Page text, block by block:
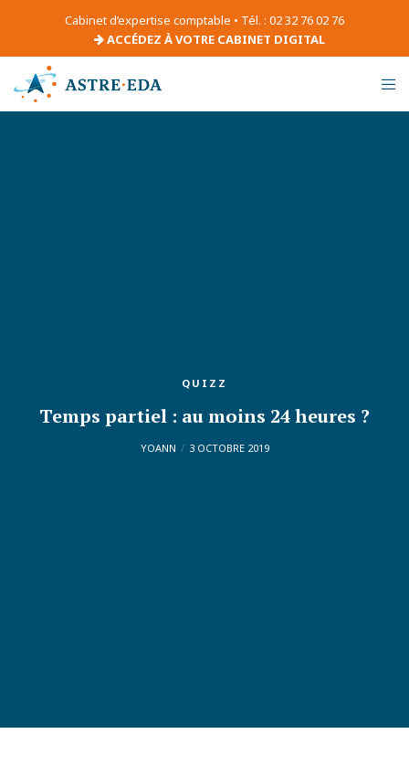
Cabinet d’expertise comptable • Tél. : 02 32 76 02 76
ACCÉDEZ À VOTRE CABINET DIGITAL
QUIZZ
Temps partiel : au moins 24 heures ?
YOANN 3 OCTOBRE 2019